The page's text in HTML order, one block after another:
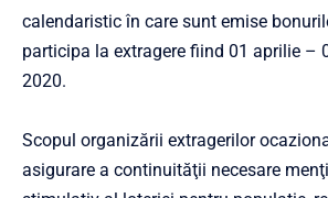
calendaristic în care sunt emise
participa la extragere fiind 01 aprilie –
2020.
Scopul organizării extragerilor
asigurare a continuităţii necesare